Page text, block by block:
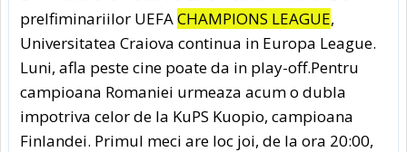
prelfiminariilor UEFACHAMPIONS LEAGUE,
Universitatea Craiova continua in Europa League.
Luni, afla peste cine poate da in play-off.Pentru
campioana Romaniei urmeaza acum o dubla
impotriva celor de la KuPS Kuopio, campioana
Finlandei. Primul meci are loc joi, de la ora 20:00,